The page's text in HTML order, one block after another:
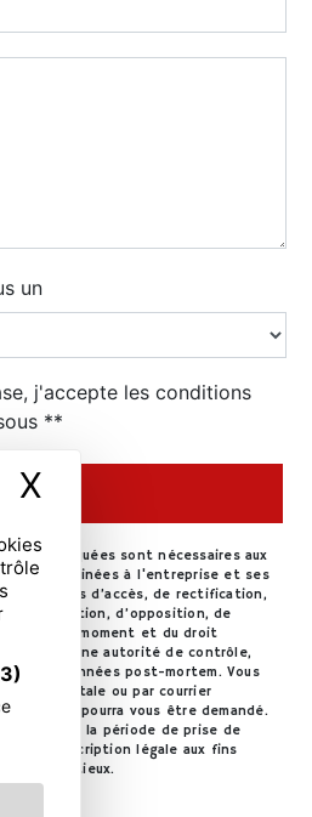
X
un
j'accepte les conditions
**
ENVOYER
communiquées sont nécessaires aux
sont destinées à l'entreprise et ses
de droits d’accès, de rectification,
de limitation, d’opposition, de
à tout moment et du droit
auprès d’une autorité de contrôle,
de vos données post-mortem. Vous
voie postale ou par courrier
pourra vous être demandé.
pendant la période de prise de
de prescription légale aux fins
contentieux.